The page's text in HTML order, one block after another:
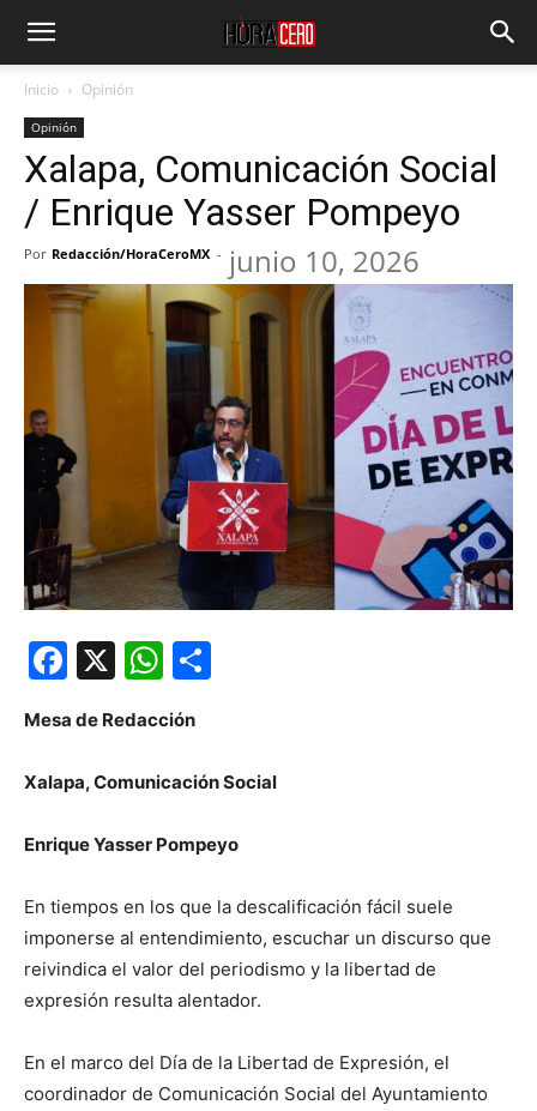
Inicio Opinión
Opinión
Xalapa, Comunicación Social
/ Enrique Yasser Pompeyo
Por Redacción/HoraCeroMX - junio 10, 2026
Facebook
X WhatsApp
Mesa de Redacción
Xalapa, Comunicación Social
Enrique Yasser Pompeyo
En tiempos en los que la descalificación fácil suele
imponerse al entendimiento, escuchar un discurso que
reivindica el valor del periodismo y la libertad de
expresión resulta alentador.
En el marco del Día de la Libertad de Expresión, el
coordinador de Comunicación Social del Ayuntamiento